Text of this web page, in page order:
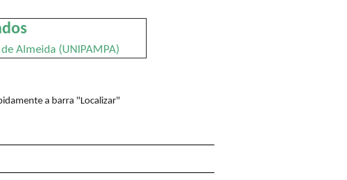
Almeida (UNIPAMPA)
a barra "Localizar"